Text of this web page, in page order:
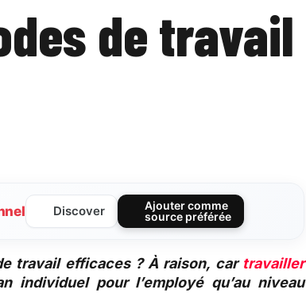
de travail
Discover
Ajouter comme
source préférée
travail efficaces ? À raison, car travailler
pour l’employé qu’au niveau